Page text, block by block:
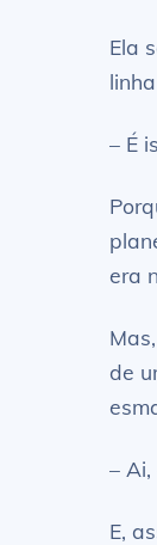
Ela
– É
era
de
–
E,